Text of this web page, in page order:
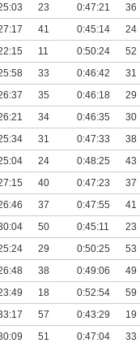
23 0:47:21 36
41 0:45:14 24
11 0:50:24 52
33 0:46:42 31
35 0:46:18 29
34 0:46:35 30
31 0:47:33 38
24 0:48:25 43
40 0:47:23 37
37 0:47:55 41
50 0:45:11 23
29 0:50:25 53
38 0:49:06 49
18 0:52:54 59
57 0:43:29 19
51 0:47:04 33